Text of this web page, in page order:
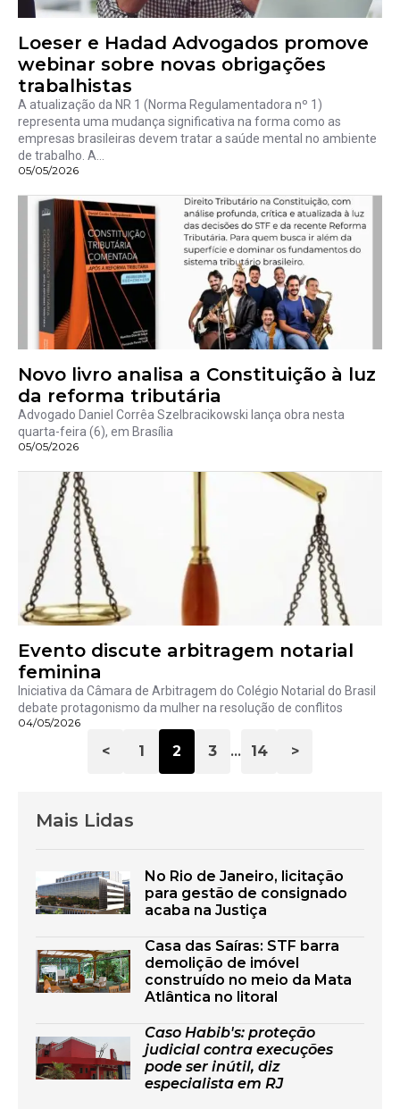
Loeser e Hadad Advogados promove
webinar sobre novas obrigações
trabalhistas
A atualização da NR 1 (Norma Regulamentadora nº 1)
representa uma mudança significativa na forma como as
empresas brasileiras devem tratar a saúde mental no ambiente
de trabalho. A...
05/05/2026
Novo livro analisa a Constituição à luz
da reforma tributária
Advogado Daniel Corrêa Szelbracikowski lança obra nesta
quarta-feira (6), em Brasília
05/05/2026
Evento discute arbitragem notarial
feminina
Iniciativa da Câmara de Arbitragem do Colégio Notarial do Brasil
debate protagonismo da mulher na resolução de conflitos
04/05/2026
< 1 2 3 … 14 >
Mais Lidas
No Rio de Janeiro, licitação
para gestão de consignado
acaba na Justiça
Casa das Saíras: STF barra
demolição de imóvel
construído no meio da Mata
Atlântica no litoral
Caso Habib's: proteção
judicial contra execuções
pode ser inútil, diz
especialista em RJ